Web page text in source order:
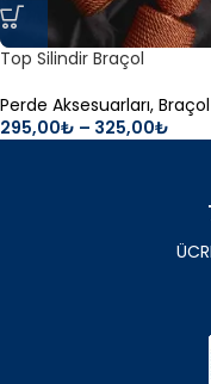
Top Silindir Braçol
Perde Aksesuarları, Braçol
295,00₺ – 325,00₺